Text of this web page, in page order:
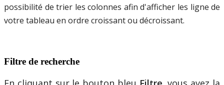
possibilité de trier les colonnes afin d'afficher les ligne de
votre tableau en ordre croissantou décroissant.
Filtre de recherche